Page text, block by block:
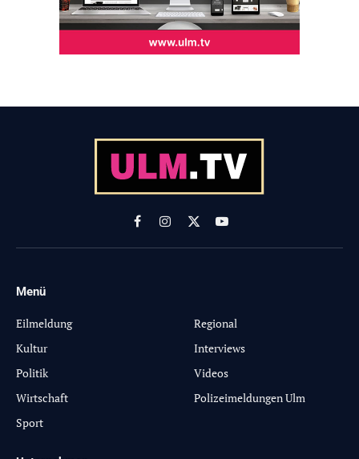
FacebookInstagram
X
(Twitter)
YouTube
Menü
Eilmeldung
Kultur
Politik
Wirtschaft
Sport
Regional
Interviews
Videos
Polizeimeldungen Ulm